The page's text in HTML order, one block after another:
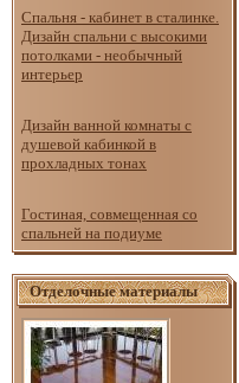
Спальня - кабинет в сталинке.
Дизайн спальни с высокими
потолками - необычный
интерьер
Дизайн ванной комнаты с
душевой кабинкой в
прохладных тонах
Гостиная, совмещенная со
спальней на подиуме
Отделочные материалы